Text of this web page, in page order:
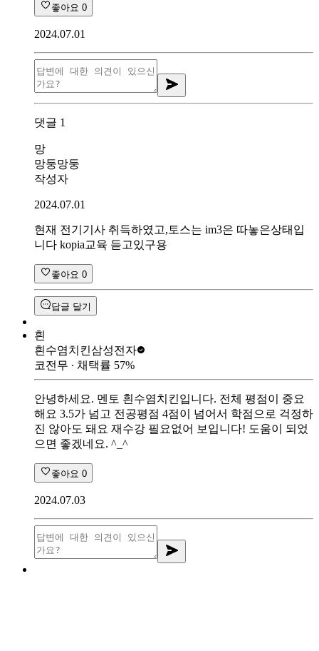
좋아요 0
2024.07.01
댓글 1
망
망둥망둥
작성자
2024.07.01
현재 전기기사 취득하였고,토스는 im3은 따놓은상태입
니다 kopia교육 듣고있구용
좋아요 0
답글 달기
흰
흰수염치킨삼성전자
코전무 ∙ 채택률 57%
안녕하세요. 멘토 흰수염치킨입니다. 전체 평점이 중요
해요 3.5가 넘고 전공평점 4점이 넘어서 학점으로 걱정하
진 않아도 돼요 재수강 필요없어 보입니다! 도움이 되었
으면 좋겠네요. ^_^
좋아요 0
2024.07.03